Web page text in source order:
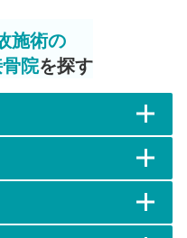
施術の
院を探す